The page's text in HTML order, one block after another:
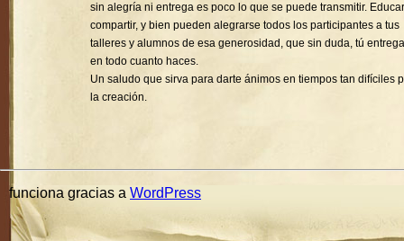
sin alegría ni entrega es poco lo que se puede transmitir.
compartir, y bien pueden alegrarse todos los participantes a tus
talleres y alumnos de esa generosidad, que sin duda, tú
en todo cuanto haces.
Un saludo que sirva para darte ánimos en tiempos tan difíciles
la creación.
funciona gracias a WordPress